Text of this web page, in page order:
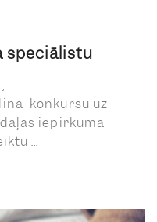
speciālistu
konkursu uz
iepirkuma
...